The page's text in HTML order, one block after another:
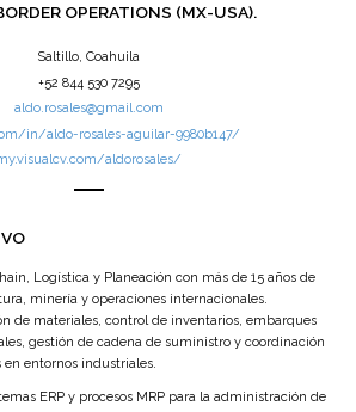
OPERATIONS (MX-USA).
Saltillo, Coahuila
+52 844 530 7295
aldo.rosales@gmail.com
in/aldo-rosales-aguilar-9980b147/
aldorosales/
Logística y Planeación con más de 15 años de
minería y operaciones internacionales.
de materiales, control de inventarios, embarques
gestión de cadena de suministro y coordinación
entornos industriales.
ERP y procesos MRP para la administración de